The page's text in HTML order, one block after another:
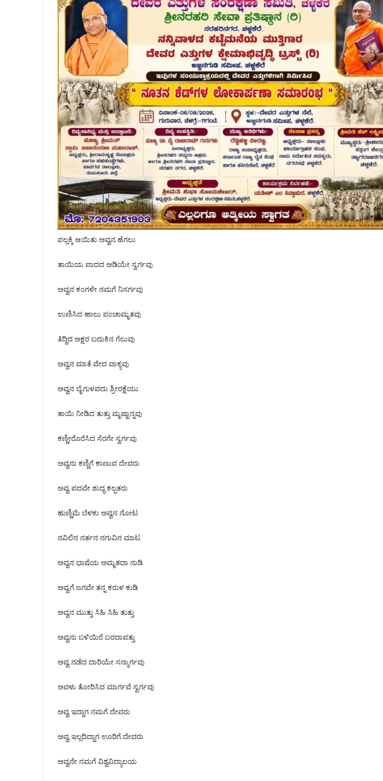
ಪಲ್ಲಕ್ಕಿ ಆಯಿತು ಅವ್ವನ ಹೆಗಲು
ತಾಯಿಯ ಪಾದದ ಅಡಿಯೇ ಸ್ವರ್ಗವು
ಅವ್ವನ ಕಂಗಳೇ ನಮಗೆ ನಿಸರ್ಗವು
ಉಣಿಸಿದ ಹಾಲು ಪಂಚಾಮೃತವು
ತಿದ್ದಿದ ಅಕ್ಷರ ಬದುಕಿನ ಗೆಲುವು
ಅವ್ವನ ಮಾತೆ ವೇದ ವಾಕ್ಯವು
ಅವ್ವನ ಬೈಗುಳವದು ಶ್ರೀರಕ್ಷೆಯು
ತಾಯಿ ನೀಡಿದ ತುತ್ತು ಮೃಷ್ಟಾನ್ನವು
ಕಣ್ಣೀರೊರೆಸಿದ ಸೆರಗೇ ಸ್ವರ್ಗವು
ಅವ್ವನು ಕಣ್ಣಿಗೆ ಕಾಣುವ ದೇವರು
ಅವ್ವ ಪದವೇ ಶುದ್ಧ ಕಲ್ಪತರು
ಹುಣ್ಣಿಮೆ ಬೆಳಕು ಅವ್ವನ ನೋಟ
ನವಿಲಿನ ನರ್ತನ ನಗುವಿನ ಮಾಟ
ಅವ್ವನ ಭಾಷೆಯ ಅಮೃತದಾ ನುಡಿ
ಅವ್ವಗೆ ಜಗವೇ ತನ್ನ ಕರುಳ ಕುಡಿ
ಅವ್ವನ ಮುತ್ತು ಸಿಹಿ ಸಿಹಿ ತುತ್ತು
ಅವ್ವನು ಬಳಿಯಿರೆ ಬರದಾಪತ್ತು
ಅವ್ವ ನಡೆದ ದಾರಿಯೇ ಸನ್ಮಾರ್ಗವು
ಅವಳು ತೋರಿಸಿದ ಮಾರ್ಗವೆ ಸ್ವರ್ಗವು
ಅವ್ವ ಇದ್ದಾಗ ನಮಗೆ ದೇವರು
ಅವ್ವ ಇಲ್ಲದಿದ್ದಾಗ ಊರಿಗೆ ದೇವರು
ಅವ್ವನೇ ನಮಗೆ ವಿಶ್ವವಿದ್ಯಾಲಯ